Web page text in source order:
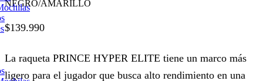
NEGRO/AMARILLO
$139.990
La raqueta PRINCE HYPER ELITE tiene un marco más
ligero para el jugador que busca alto rendimiento en una